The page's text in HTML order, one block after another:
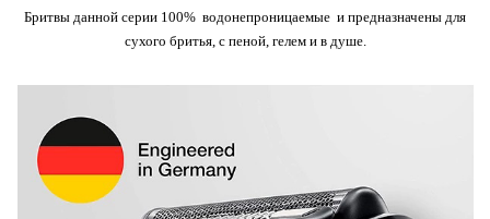
Бритвы данной серии 100% водонепроницаемые и предназначены для
сухого бритья, с пеной, гелем и в душе.